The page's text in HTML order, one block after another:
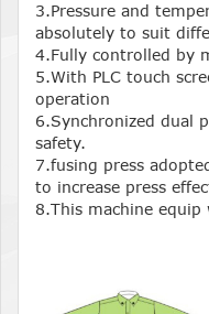
3.Pressure and
absolutely to suit
4.Fully controlled by
5.With PLC touch
operation
6.Synchronized dual
safety.
7.fusing press
to increase press
8.This machine